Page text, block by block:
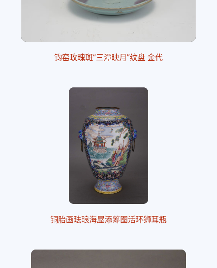
钧窑玫瑰斑“三潭映月”纹盘 金代
铜胎画珐琅海屋添筹图活环狮耳瓶